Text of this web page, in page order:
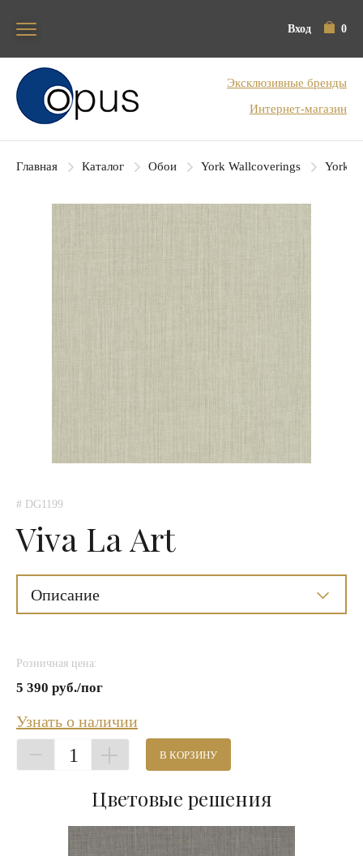
Вход 0
Блок поиска
Эксклюзивные бренды
Интернет-магазин
Главная Каталог Обои York Wallcoverings York
# DG1199
Viva La Art
Описание
Розничная цена:
5 390 руб./пог
Узнать о наличии
1 В КОРЗИНУ
Цветовые решения